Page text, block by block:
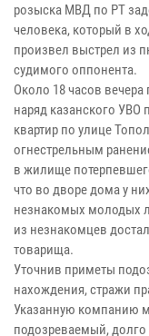
розыска МВД по РТ
человека, который в
произвел выстрел из
судимого оппонента.
Около 18 часов
наряд казанского УВО
квартир по улице
огнестрельным
в жилище
что во дворе дома у
незнакомых молодых
из незнакомцев
товарища.
Уточнив приметы
нахождения, стражи
Указанную компанию
подозреваемый,